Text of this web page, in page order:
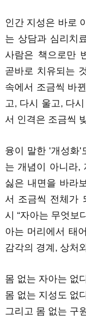
인간 지성은 바로
는 상담과 심리치
사람은 책으로만
곧바로 치유되는
속에서 조금씩 바
고, 다시 울고, 다
서 인격은 조금씩
융이 말한 '개성화'
는 개념이 아니라,
싫은 내면을 바라
서 조금씩 전체가
시 “자아는 무엇보
아는 머리에서 태
감각의 경계, 상처
몸 없는 자아는 없
몸 없는 지성도 없
그리고 몸 없는 구